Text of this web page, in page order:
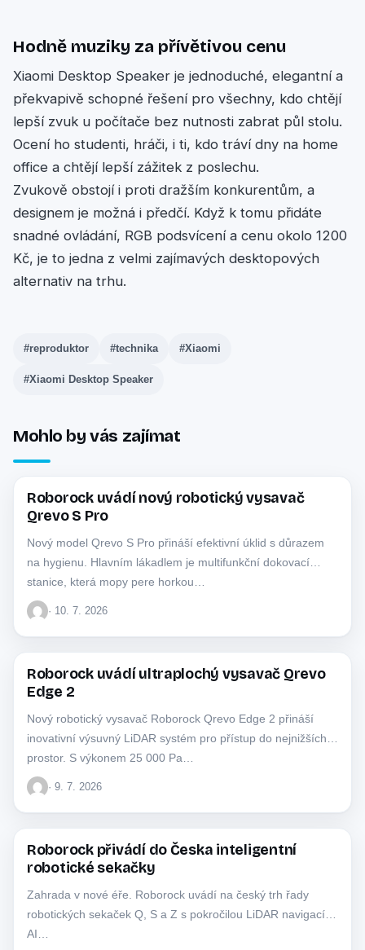
Hodně muziky za přívětivou cenu
Xiaomi Desktop Speaker je jednoduché, elegantní a
překvapivě schopné řešení pro všechny, kdo chtějí
lepší zvuk u počítače bez nutnosti zabrat půl stolu.
Ocení ho studenti, hráči, i ti, kdo tráví dny na home
office a chtějí lepší zážitek z poslechu.
Zvukově obstojí i proti dražším konkurentům, a
designem je možná i předčí. Když k tomu přidáte
snadné ovládání, RGB podsvícení a cenu okolo 1200
Kč, je to jedna z velmi zajímavých desktopových
alternativ na trhu.
#reproduktor #technika #Xiaomi
#Xiaomi Desktop Speaker
Mohlo by vás zajímat
TECHNIKA
Roborock uvádí nový robotický vysavač
Qrevo S Pro
Nový model Qrevo S Pro přináší efektivní úklid s důrazem
na hygienu. Hlavním lákadlem je multifunkční dokovací
stanice, která mopy pere horkou…
· 10. 7. 2026
TECHNIKA
Roborock uvádí ultraplochý vysavač Qrevo
Edge 2
Nový robotický vysavač Roborock Qrevo Edge 2 přináší
inovativní výsuvný LiDAR systém pro přístup do nejnižších
prostor. S výkonem 25 000 Pa…
· 9. 7. 2026
TECHNIKA
Roborock přivádí do Česka inteligentní
robotické sekačky
Zahrada v nové éře. Roborock uvádí na český trh řady
robotických sekaček Q, S a Z s pokročilou LiDAR navigací a
AI…